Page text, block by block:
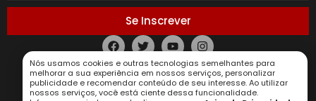
Se Inscrever
Política de Privacidade
Nós usamos cookies e outras tecnologias semelhantes para
melhorar a sua experiência em nossos serviços, personalizar
publicidade e recomendar conteúdo de seu interesse. Ao utilizar
nossos serviços, você está ciente dessa funcionalidade.